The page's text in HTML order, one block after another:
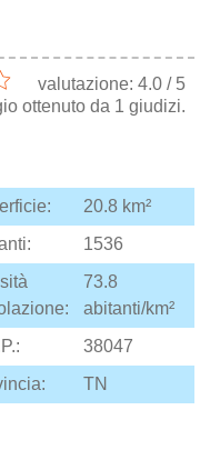
valutazione: 4.0/ 5
ottenuto da 1 giudizi.
20.8 km²
1536
73.8
abitanti/km²
38047
TN